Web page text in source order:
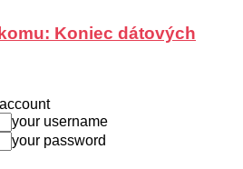
Koniec dátových
your username
your password